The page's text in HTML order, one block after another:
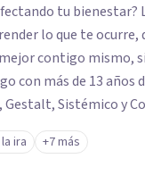
tu bienestar?
lo que te ocurre,
contigo mismo,
con más de 13 años
Gestalt, Sistémico y
de cada
ira +7 más